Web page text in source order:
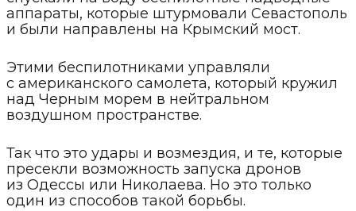
аппараты, которые штурмовали Севастополь
и были направлены на Крымский мост.
Этими беспилотниками управляли
с американского самолета, который кружил
над Черным морем в нейтральном
воздушном пространстве.
Так что это удары и возмездия, и те, которые
пресекли возможность запуска дронов
из Одессы или Николаева. Но это только
один из способов такой борьбы.